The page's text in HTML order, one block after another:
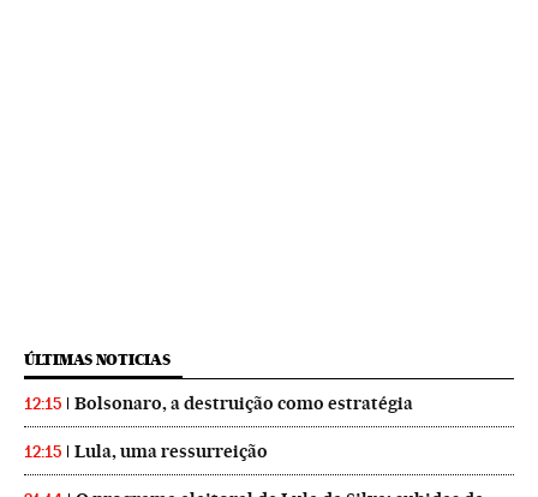
ÚLTIMAS NOTICIAS
12:15 Bolsonaro, a destruição como estratégia
12:15 Lula, uma ressurreição